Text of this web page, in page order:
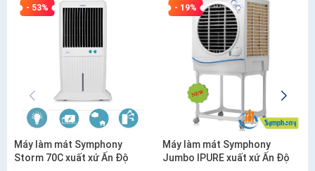
- 53%
Máy làm mát Symphony
Storm 70C xuất xứ Ấn Độ
- 19%
Máy làm mát Symphony
Jumbo IPURE xuất xứ Ấn Độ